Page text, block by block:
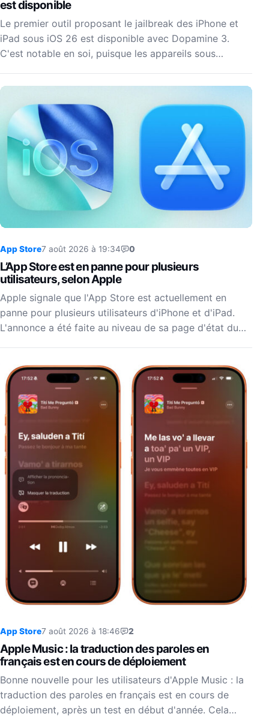
est disponible
Le premier outil proposant le jailbreak des iPhone et
iPad sous iOS 26 est disponible avec Dopamine 3.
C'est notable en soi, puisque les appareils sous…
App Store7 août 2026 à 19:34 0
L’App Store est en panne pour plusieurs
utilisateurs, selon Apple
Apple signale que l'App Store est actuellement en
panne pour plusieurs utilisateurs d'iPhone et d'iPad.
L'annonce a été faite au niveau de sa page d'état du…
App Store7 août 2026 à 18:46 2
Apple Music : la traduction des paroles en
français est en cours de déploiement
Bonne nouvelle pour les utilisateurs d'Apple Music : la
traduction des paroles en français est en cours de
déploiement, après un test en début d'année. Cela…